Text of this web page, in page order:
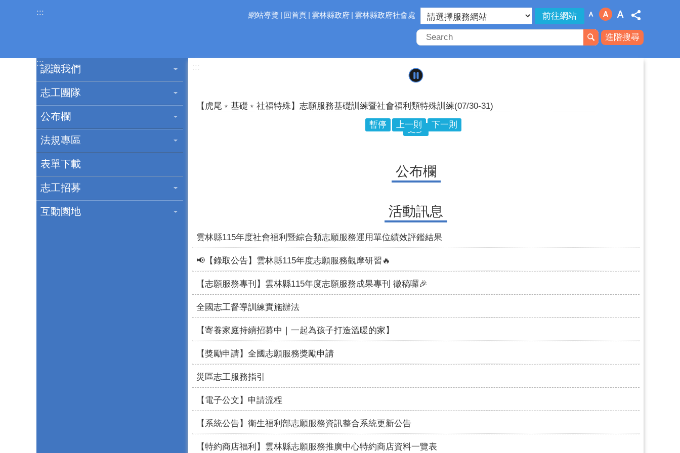
跳到主要內容區塊
::: 網站導覽 回首頁 雲林縣政府 雲林縣政府社會處
進階搜尋
:::
認識我們
志工團隊
公布欄
法規專區
表單下載
志工招募
互動園地
:::
暫停 上一則 下一則
雲林縣115年度志願服務督導訓練
【虎尾﹡成長】雲林縣115年度志願服務成長訓練(04/27-28)
更多
公布欄
活動訊息
雲林縣115年度社會福利暨綜合類志願服務運用單位績效評鑑結果
📢【錄取公告】雲林縣115年度志願服務觀摩研習🔥
【志願服務專刊】雲林縣115年度志願服務成果專刊 徵稿囉🎉
全國志工督導訓練實施辦法
【寄養家庭持續招募中｜一起為孩子打造溫暖的家】
【獎勵申請】全國志願服務獎勵申請
災區志工服務指引
【電子公文】申請流程
【系統公告】衛生福利部志願服務資訊整合系統更新公告
【特約商店福利】雲林縣志願服務推廣中心特約商店資料一覽表